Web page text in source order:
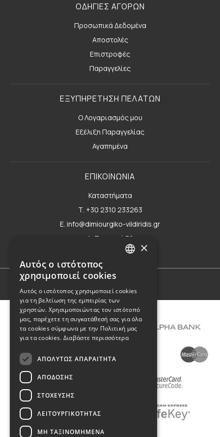
ΟΔΗΓΙΕΣ ΑΓΟΡΩΝ
Προσωπικά Δεδομένα
Αποστολές
Επιστροφές
Παραγγελίες
ΕΞΥΠΗΡΕΤΗΣΗ ΠΕΛΑΤΩΝ
Ο Λογαριασμός μου
Εξέλιξη Παραγγελίας
Αγαπημένα
ΕΠΙΚΟΙΝΩΝΙΑ
Καταστήματα
Τ. +30 2310 233263
E. info@dimiourgiko-vildiridis.gr
Δ. Τσιμισκή 70
Φόρμα επικοινωνίας×
Αυτός ο ιστότοπος
χρησιμοποιεί cookies
Αυτός ο ιστότοπος χρησιμοποιεί cookies
για τη βελτίωση της εμπειρίας των
χρηστών. Χρησιμοποιώντας τον ιστότοπό
μας, παρέχετε τη συγκατάθεσή σας για όλα
τα cookies σύμφωνα με την Πολιτική μας
για τα cookies. Διαβάστε περισσότερα
ΑΠΟΛΎΤΩΣ ΑΠΑΡΑΊΤΗΤΑ
ΑΠΌΔΟΣΗΣ
ΣΤΌΧΕΥΣΗΣ
ΛΕΙΤΟΥΡΓΙΚΌΤΗΤΑΣ
ΜΗ ΤΑΞΙΝΟΜΗΜΈΝΑ